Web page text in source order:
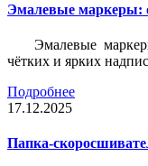
Эмалевые маркеры:
Эмалевые
чётких и ярких
Подробнее
17.12.2025
Папка-